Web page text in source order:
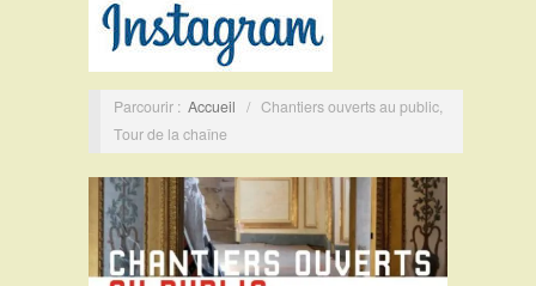
Parcourir : Accueil / Chantiers ouverts au public,
Tour de la chaîne